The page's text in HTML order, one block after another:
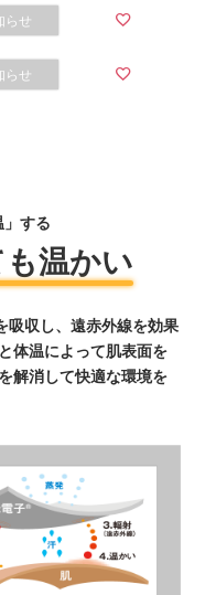
らせ
らせ
」する
温かい
吸収し、遠赤外線を効果
体温によって肌表面を
解消して快適な環境を